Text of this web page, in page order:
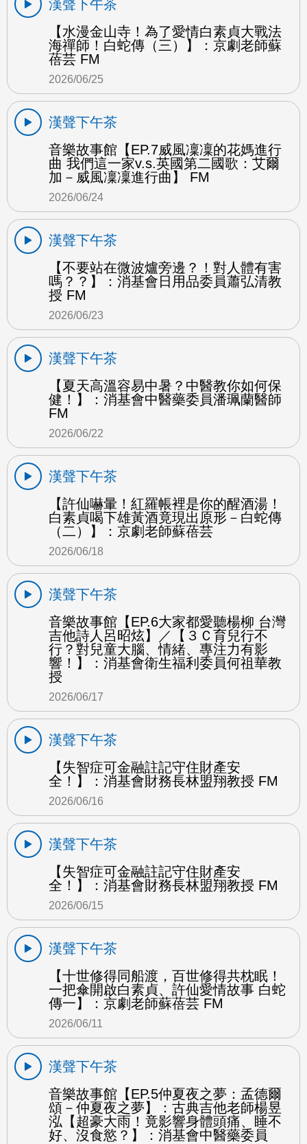
漢聲下午茶
【水漫金山寺！為了愛情白素貞大戰法
海禪師！白蛇傳（三）】：京劇老師蘇
蓓芸 FM
2026/06/25
漢聲下午茶
音樂故事館【EP.7威風凜凜的花媽進行
曲 我們這一家v.s.英國第二國歌：艾爾
加－威風凜凜進行曲】 FM
2026/06/24
漢聲下午茶
【不要站在微波爐旁邊？！對人體有害
嗎？？】：消基會日用品委員蕭弘清教
授 FM
2026/06/23
漢聲下午茶
【夏天高溫容易中暑？中醫教你如何保
健！】：消基會中醫藥委員潘珮蘭醫師
FM
2026/06/22
漢聲下午茶
【許仙嚇暈！紅羅帳裡是你的醒酒湯！
白素貞喝下雄黃酒竟現出原形－白蛇傳
（二）】：京劇老師蘇蓓芸
2026/06/18
漢聲下午茶
音樂故事館【EP.6大家都愛聽楊柳 台灣
吉他詩人呂昭炫】／【３Ｃ育兒行不
行？對兒童大腦、情緒、專注力有影
響！】：消基會衛生福利委員何祖華教
授
2026/06/17
漢聲下午茶
【失智症可金融註記守住財產安
全！】：消基會財務長林盟翔教授 FM
2026/06/16
漢聲下午茶
【失智症可金融註記守住財產安
全！】：消基會財務長林盟翔教授 FM
2026/06/15
漢聲下午茶
【十世修得同船渡，百世修得共枕眠！
一把傘開啟白素貞、許仙愛情故事 白蛇
傳一】：京劇老師蘇蓓芸 FM
2026/06/11
漢聲下午茶
音樂故事館【EP.5仲夏夜之夢：孟德爾
頌－仲夏夜之夢】：古典吉他老師楊昱
泓【超豪大雨！竟影響身體頭痛、睡不
好、沒食慾？】：消基會中醫藥委員